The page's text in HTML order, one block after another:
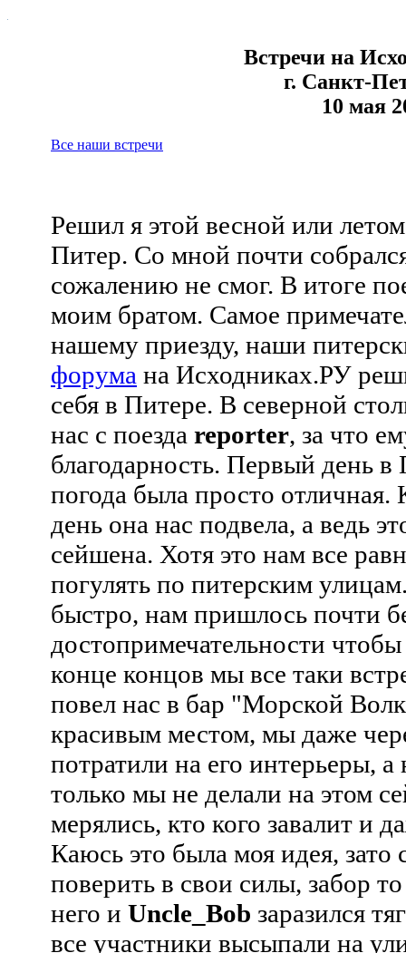
Встречи на
г. Санкт-
10 мая
Все наши встречи
Решил я этой весной или
Питер. Со мной почти
сожалению не смог. В итоге
моим братом. Самое
нашему приезду, наши
форума на Исходниках.РУ
себя в Питере. В северной
нас с поезда reporter, за что
благодарность. Первый день
погода была просто
день она нас подвела, а ведь
сейшена. Хотя это нам все
погулять по питерским
быстро, нам пришлось почти
достопримечательности
конце концов мы все таки
повел нас в бар "Морской
красивым местом, мы даже
потратили на его интерьеры,
только мы не делали на этом
мерялись, кто кого завалит и
Каюсь это была моя идея, зато
поверить в свои силы, забор
него и Uncle_Bob заразился
все участники высыпали на